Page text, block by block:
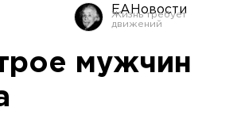
ЕАНовости
мужчин